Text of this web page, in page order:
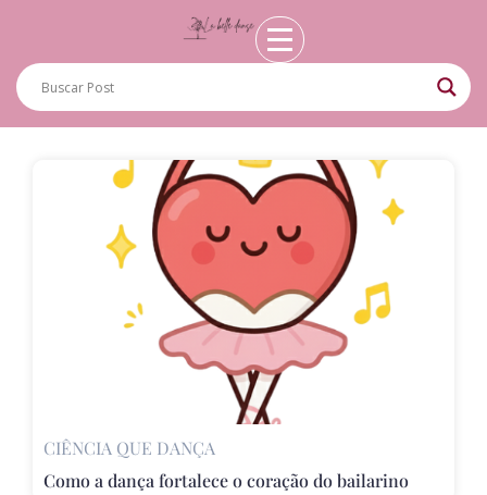
CIÊNCIA QUE DANÇA
Como a dança fortalece o coração do bailarino